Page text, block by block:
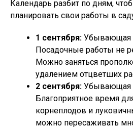
Календарь разбит по дням,
планировать свои работы в
1 сентября: Убывающая
Посадочные работы не
Можно заняться
удалением отцветших
2 сентября: Убывающая
Благоприятное время
корнеплодов и
можно пересаживать